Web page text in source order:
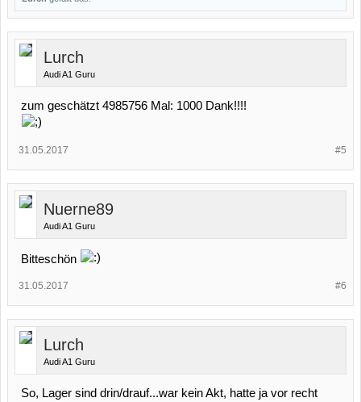
Lurch
Audi A1 Guru
zum geschätzt 4985756 Mal: 1000 Dank!!!!
#5
31.05.2017
Nuerne89
Audi A1 Guru
Bitteschön
#6
31.05.2017
Lurch
Audi A1 Guru
So, Lager sind drin/drauf...war kein Akt, hatte ja vor recht